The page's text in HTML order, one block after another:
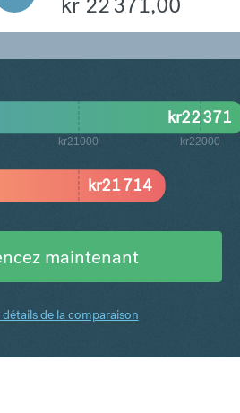
kr21000 kr22000
kr21 714
kr22 371
maintenant
de la comparaison